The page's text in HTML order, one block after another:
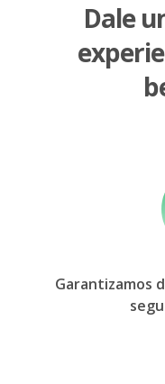
Dale
Garantizamos